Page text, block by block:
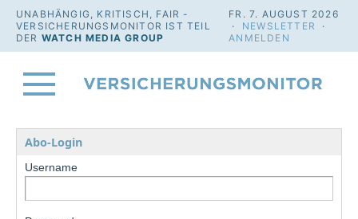
UNABHÄNGIG, KRITISCH, FAIR -
VERSICHERUNGSMONITOR IST TEIL
DER WATCH MEDIA GROUP
FR. 7. AUGUST 2026
· NEWSLETTER
·
ANMELDEN
Abo-Login
Username